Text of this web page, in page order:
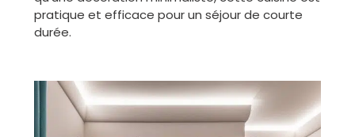
pratique et efficace pour un séjour de courte
durée.